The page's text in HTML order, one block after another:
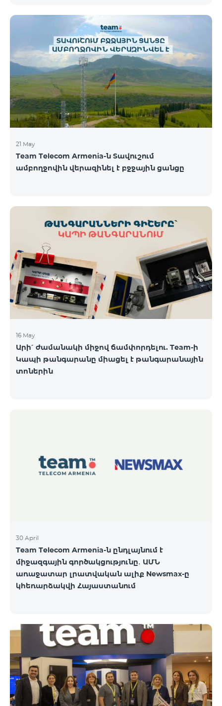
է մինչև 1
Ակցիայի շրջանակում ԿՈՍՄՈ 4 12500 և ԿՈՍՄՈ 4
16500 փաթեթները տրամադրվում են հետևյալ
պայմաններով․ Առաջին 6 ամիսների ընթացքում՝
50% զեղչ, Հաջորդ 6 ամիսների ընթացքում՝ 25%
զեղչ։ ԿՈՍՄՈ սակագնային փաթեթների
ներառումներին մանրամասն ծանոթանալու
համար կարող եք անցնել հետևյալ հղմամբ՝
telecomarmenia.am/hy/cosmo * Ակցիան
երկարաձգվել է մինչ
21 May
Team Telecom Armenia-ն Տավուշում
ամբողջովին վերազինել է բջջային ցանցը
16 May
Արի՛ ժամանակի միջով ճամփորդելու. Team-ի
Կապի թանգարանը միացել է թանգարանային
տոներին
30 April
Team Telecom Armenia-ն ընդլայնում է
միջազգային գործակցությունը․ ԱՄՆ
առաջատար լրատվական ալիք Newsmax-ը
կհեռարձակվի Հայաստանում